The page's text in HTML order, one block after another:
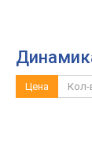
Цена Кол-